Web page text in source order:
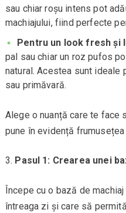
sau chiar roșu intens pot
machiajului, fiind perfecte
Pentru un look fresh și
pal sau chiar un roz pufos
natural. Acestea sunt ideale
sau primăvară.
Alege o nuanță care te face
pune în evidență
Pasul 1: Crearea unei
Începe cu o bază de
întreaga zi și care să